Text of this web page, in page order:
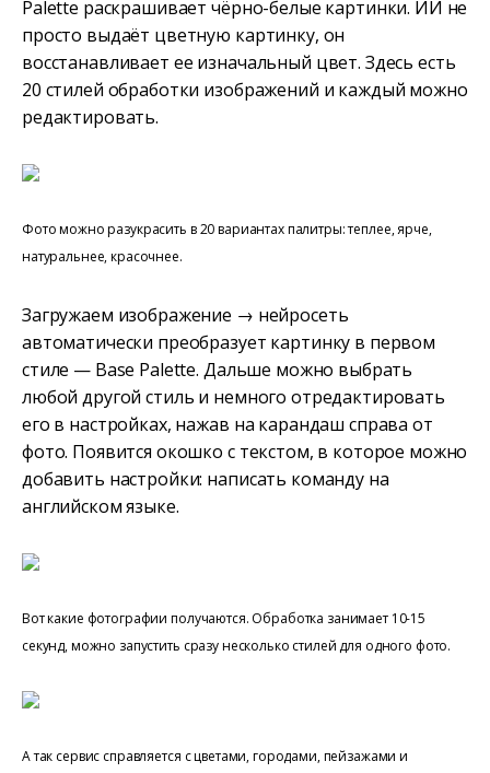
Palette раскрашивает чёрно-белые картинки. ИИ не
просто выдаёт цветную картинку, он
восстанавливает ее изначальный цвет. Здесь есть
20 стилей обработки изображений и каждый можно
редактировать.
Фото можно разукрасить в 20 вариантах палитры: теплее, ярче,
натуральнее, красочнее.
Загружаем изображение → нейросеть
автоматически преобразует картинку в первом
стиле — Base Palette. Дальше можно выбрать
любой другой стиль и немного отредактировать
его в настройках, нажав на карандаш справа от
фото. Появится окошко с текстом, в которое можно
добавить настройки: написать команду на
английском языке.
Вот какие фотографии получаются. Обработка занимает 10-15
секунд, можно запустить сразу несколько стилей для одного фото.
А так сервис справляется с цветами, городами, пейзажами и